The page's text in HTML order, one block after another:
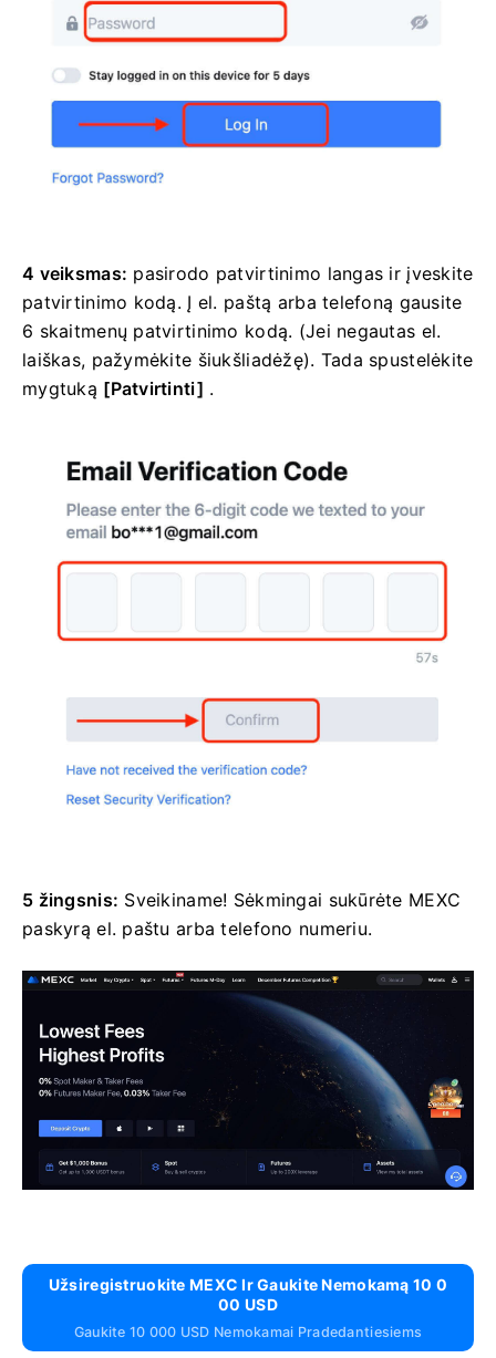
4 veiksmas: pasirodo patvirtinimo langas ir įveskite
patvirtinimo kodą. Į el. paštą arba telefoną gausite
6 skaitmenų patvirtinimo kodą. (Jei negautas el.
laiškas, pažymėkite šiukšliadėžę). Tada spustelėkite
mygtuką [Patvirtinti] .
5 žingsnis: Sveikiname! Sėkmingai sukūrėte MEXC
paskyrą el. paštu arba telefono numeriu.
Užsiregistruokite MEXC Ir Gaukite Nemokamą 10 0
00 USD
Gaukite 10 000 USD Nemokamai Pradedantiesiems